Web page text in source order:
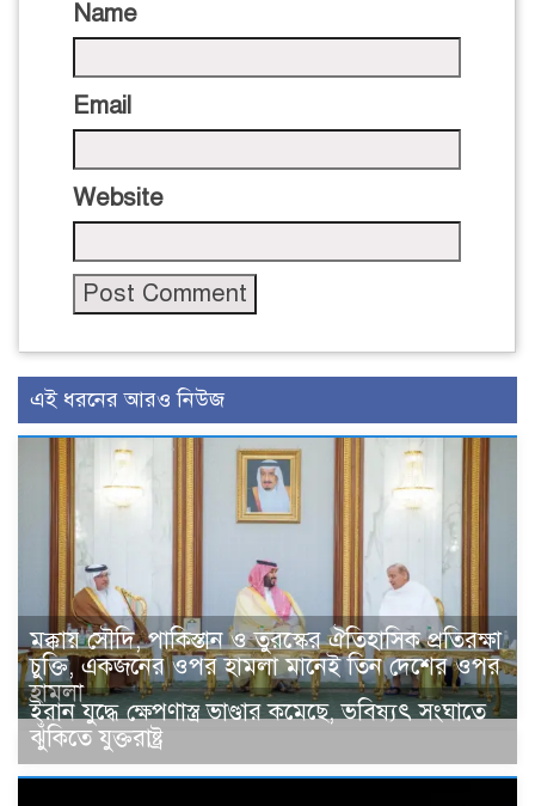
Name
Email
Website
এই ধরনের আরও নিউজ
মক্কায় সৌদি, পাকিস্তান ও তুরস্কের ঐতিহাসিক প্রতিরক্ষা
চুক্তি, একজনের ওপর হামলা মানেই তিন দেশের ওপর
হামলা
ইরান যুদ্ধে ক্ষেপণাস্ত্র ভাণ্ডার কমেছে, ভবিষ্যৎ সংঘাতে
ঝুঁকিতে যুক্তরাষ্ট্র